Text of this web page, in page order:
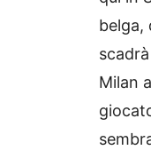
belga,
Milan